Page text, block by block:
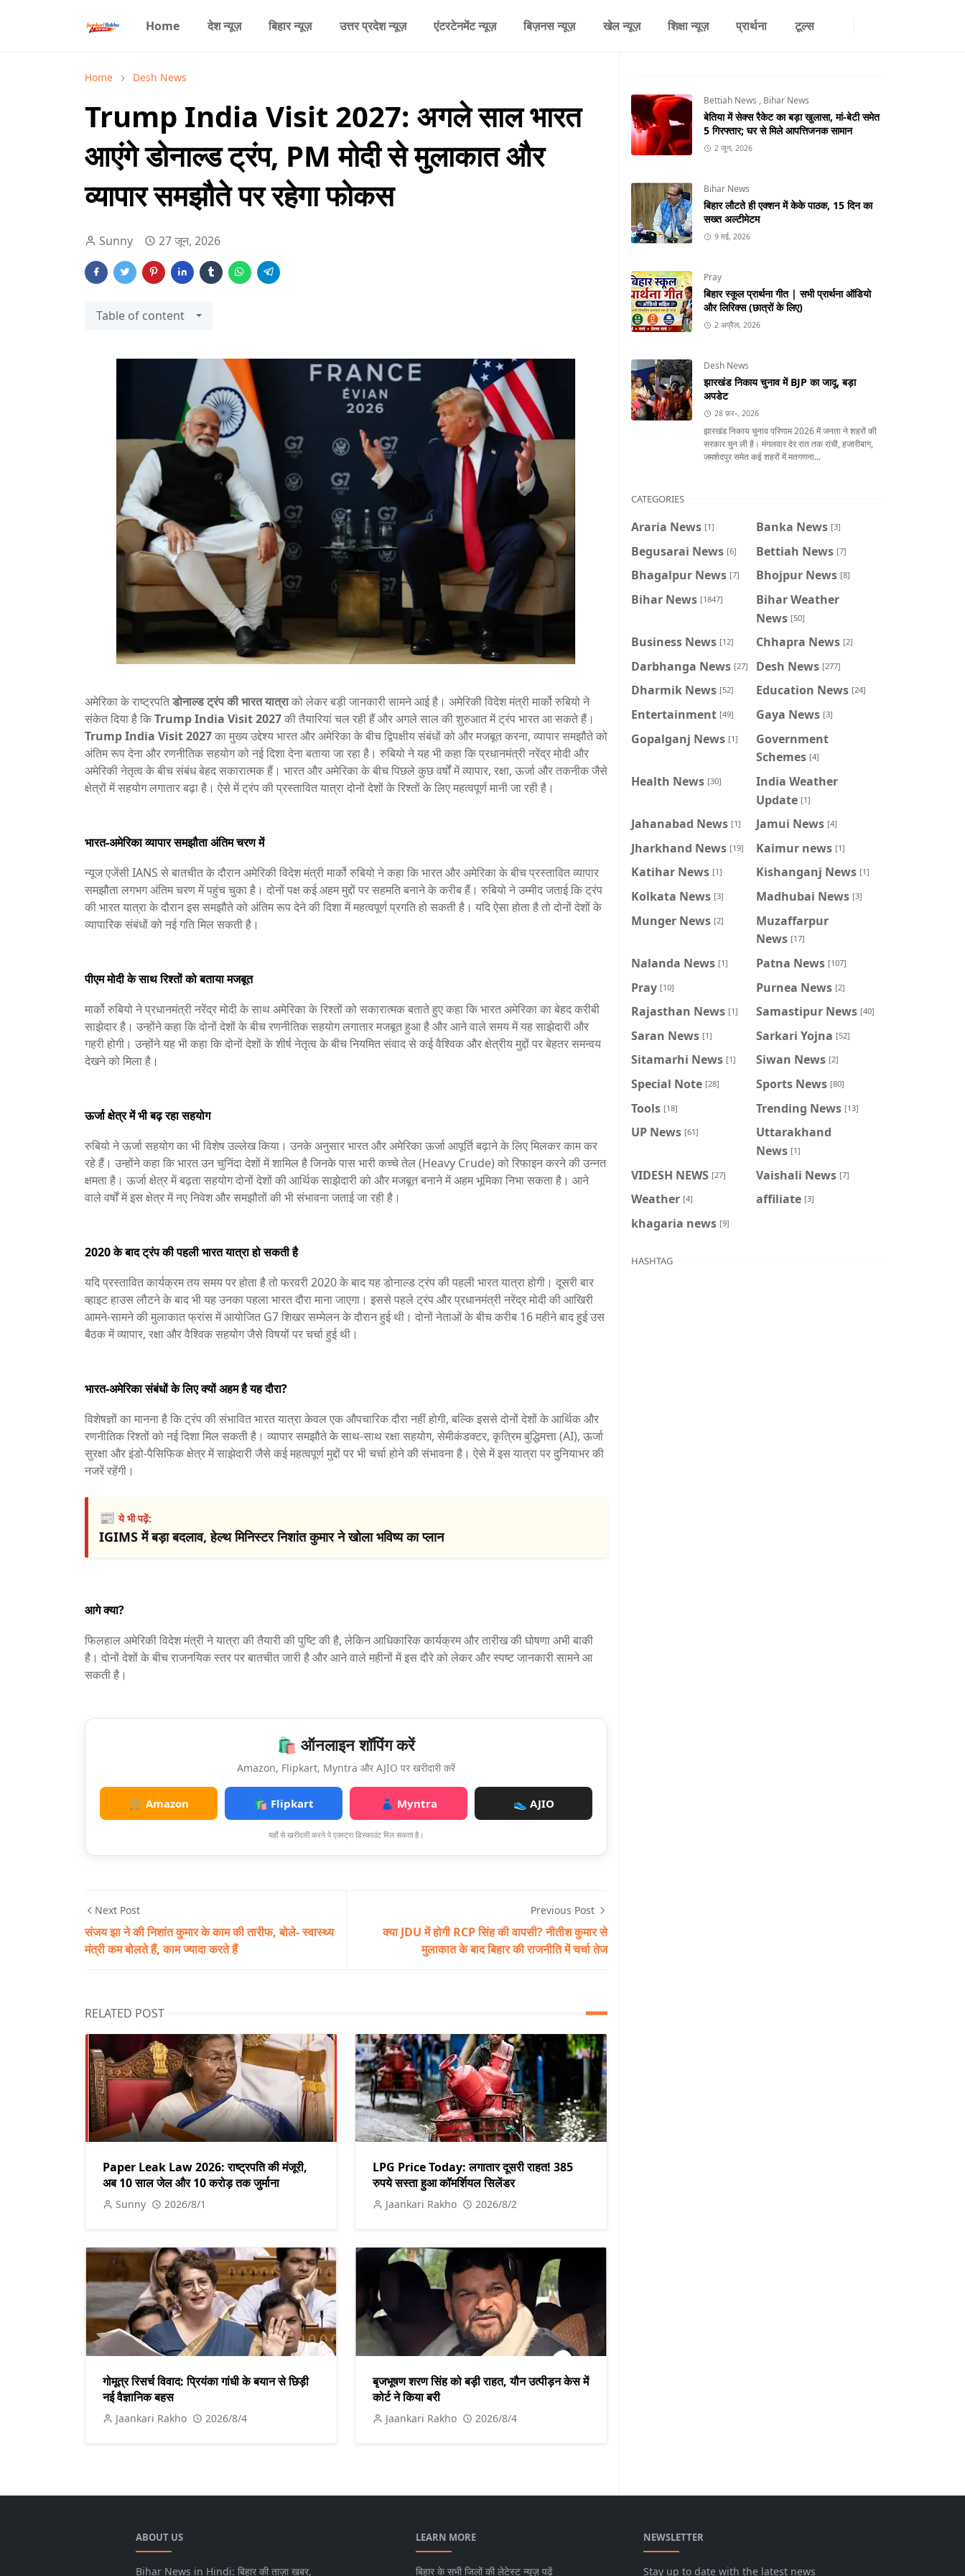
Home देश न्यूज़ बिहार न्यूज़ उत्तर प्रदेश न्यूज़ एंटरटेनमेंट न्यूज़ बिज़नस न्यूज़ खेल न्यूज़ शिक्षा न्यूज़ प्रार्थना टूल्स
Home Desh News
Trump India Visit 2027: अगले साल भारत
आएंगे डोनाल्ड ट्रंप, PM मोदी से मुलाकात और
व्यापार समझौते पर रहेगा फोकस
Sunny 27 जून, 2026
Table of content
अमेरिका के राष्ट्रपतिडोनाल्ड ट्रंप की भारत यात्राको लेकर बड़ी जानकारी सामने आई है। अमेरिकी विदेश मंत्री मार्को रुबियो ने
संकेत दिया है किTrump India Visit 2027की तैयारियां चल रही हैं और अगले साल की शुरुआत में ट्रंप भारत आ सकते हैं।
Trump India Visit 2027का मुख्य उद्देश्य भारत और अमेरिका के बीच द्विपक्षीय संबंधों को और मजबूत करना, व्यापार समझौते को
अंतिम रूप देना और रणनीतिक सहयोग को नई दिशा देना बताया जा रहा है। रुबियो ने यह भी कहा कि प्रधानमंत्री नरेंद्र मोदी और
अमेरिकी नेतृत्व के बीच संबंध बेहद सकारात्मक हैं। भारत और अमेरिका के बीच पिछले कुछ वर्षों में व्यापार, रक्षा, ऊर्जा और तकनीक जैसे
क्षेत्रों में सहयोग लगातार बढ़ा है। ऐसे में ट्रंप की प्रस्तावित यात्रा दोनों देशों के रिश्तों के लिए महत्वपूर्ण मानी जा रही है।
भारत-अमेरिका व्यापार समझौता अंतिम चरण में
न्यूज एजेंसी IANS से बातचीत के दौरान अमेरिकी विदेश मंत्री मार्को रुबियो ने कहा कि भारत और अमेरिका के बीच प्रस्तावित व्यापार
समझौता लगभग अंतिम चरण में पहुंच चुका है। दोनों पक्ष कई अहम मुद्दों पर सहमति बनाने के करीब हैं। रुबियो ने उम्मीद जताई कि ट्रंप
की भारत यात्रा के दौरान इस समझौते को अंतिम रूप देने की दिशा में महत्वपूर्ण प्रगति हो सकती है। यदि ऐसा होता है तो दोनों देशों के
व्यापारिक संबंधों को नई गति मिल सकती है।
पीएम मोदी के साथ रिश्तों को बताया मजबूत
मार्को रुबियो ने प्रधानमंत्री नरेंद्र मोदी के साथ अमेरिका के रिश्तों को सकारात्मक बताते हुए कहा कि भारत अमेरिका का बेहद करीबी
साझेदार है। उन्होंने कहा कि दोनों देशों के बीच रणनीतिक सहयोग लगातार मजबूत हुआ है और आने वाले समय में यह साझेदारी और
गहरी होगी। उन्होंने यह भी कहा कि दोनों देशों के शीर्ष नेतृत्व के बीच नियमित संवाद से कई वैश्विक और क्षेत्रीय मुद्दों पर बेहतर समन्वय
देखने को मिला है।
ऊर्जा क्षेत्र में भी बढ़ रहा सहयोग
रुबियो ने ऊर्जा सहयोग का भी विशेष उल्लेख किया। उनके अनुसार भारत और अमेरिका ऊर्जा आपूर्ति बढ़ाने के लिए मिलकर काम कर
रहे हैं। उन्होंने कहा कि भारत उन चुनिंदा देशों में शामिल है जिनके पास भारी कच्चे तेल (Heavy Crude) को रिफाइन करने की उन्नत
क्षमता है। ऊर्जा क्षेत्र में बढ़ता सहयोग दोनों देशों की आर्थिक साझेदारी को और मजबूत बनाने में अहम भूमिका निभा सकता है। आने
वाले वर्षों में इस क्षेत्र में नए निवेश और समझौतों की भी संभावना जताई जा रही है।
2020 के बाद ट्रंप की पहली भारत यात्रा हो सकती है
यदि प्रस्तावित कार्यक्रम तय समय पर होता है तो फरवरी 2020 के बाद यह डोनाल्ड ट्रंप की पहली भारत यात्रा होगी। दूसरी बार
व्हाइट हाउस लौटने के बाद भी यह उनका पहला भारत दौरा माना जाएगा। इससे पहले ट्रंप और प्रधानमंत्री नरेंद्र मोदी की आखिरी
आमने-सामने की मुलाकात फ्रांस में आयोजित G7 शिखर सम्मेलन के दौरान हुई थी। दोनों नेताओं के बीच करीब 16 महीने बाद हुई उस
बैठक में व्यापार, रक्षा और वैश्विक सहयोग जैसे विषयों पर चर्चा हुई थी।
भारत-अमेरिका संबंधों के लिए क्यों अहम है यह दौरा?
विशेषज्ञों का मानना है कि ट्रंप की संभावित भारत यात्रा केवल एक औपचारिक दौरा नहीं होगी, बल्कि इससे दोनों देशों के आर्थिक और
रणनीतिक रिश्तों को नई दिशा मिल सकती है। व्यापार समझौते के साथ-साथ रक्षा सहयोग, सेमीकंडक्टर, कृत्रिम बुद्धिमत्ता (AI), ऊर्जा
सुरक्षा और इंडो-पैसिफिक क्षेत्र में साझेदारी जैसे कई महत्वपूर्ण मुद्दों पर भी चर्चा होने की संभावना है। ऐसे में इस यात्रा पर दुनियाभर की
नजरें रहेंगी।
📰ये भी पढ़ें:
IGIMS में बड़ा बदलाव, हेल्थ मिनिस्टर निशांत कुमार ने खोला भविष्य का प्लान
आगे क्या?
फिलहाल अमेरिकी विदेश मंत्री ने यात्रा की तैयारी की पुष्टि की है, लेकिन आधिकारिक कार्यक्रम और तारीख की घोषणा अभी बाकी
है। दोनों देशों के बीच राजनयिक स्तर पर बातचीत जारी है और आने वाले महीनों में इस दौरे को लेकर और स्पष्ट जानकारी सामने आ
सकती है।
🛍️ ऑनलाइन शॉपिंग करें
Amazon, Flipkart, Myntra और AJIO पर खरीदारी करें
🛒 Amazon 🛍️ Flipkart 👗 Myntra 👟 AJIO
यहाँ से खरीदारी करने पे एक्स्ट्रा डिस्काउंट मिल सकता है।
Next Post
संजय झा ने की निशांत कुमार के काम की तारीफ, बोले- स्वास्थ्य
मंत्री कम बोलते हैं, काम ज्यादा करते हैं
Previous Post
क्या JDU में होगी RCP सिंह की वापसी? नीतीश कुमार से
मुलाकात के बाद बिहार की राजनीति में चर्चा तेज
RELATED POST
Paper Leak Law 2026: राष्ट्रपति की मंजूरी,
अब 10 साल जेल और 10 करोड़ तक जुर्माना
Sunny 2026/8/1
LPG Price Today: लगातार दूसरी राहत! 385
रुपये सस्ता हुआ कॉमर्शियल सिलेंडर
Jaankari Rakho 2026/8/2
गोमूत्र रिसर्च विवाद: प्रियंका गांधी के बयान से छिड़ी
नई वैज्ञानिक बहस
Jaankari Rakho 2026/8/4
बृजभूषण शरण सिंह को बड़ी राहत, यौन उत्पीड़न केस में
कोर्ट ने किया बरी
Jaankari Rakho 2026/8/4
Bettiah News , Bihar News
बेतिया में सेक्स रैकेट का बड़ा खुलासा, मां-बेटी समेत
5 गिरफ्तार; घर से मिले आपत्तिजनक सामान
2 जून, 2026
Bihar News
बिहार लौटते ही एक्शन में केके पाठक, 15 दिन का
सख्त अल्टीमेटम
9 मई, 2026
Pray
बिहार स्कूल प्रार्थना गीत | सभी प्रार्थना ऑडियो
और लिरिक्स (छात्रों के लिए)
2 अप्रैल, 2026
Desh News
झारखंड निकाय चुनाव में BJP का जादू, बड़ा
अपडेट
28 फ़र॰, 2026
झारखंड निकाय चुनाव परिणाम 2026 में जनता ने शहरों की
सरकार चुन ली है। मंगलवार देर रात तक रांची, हजारीबाग,
जमशेदपुर समेत कई शहरों में मतगणना...
CATEGORIES
Araria News [1] Banka News [3]
Begusarai News [6] Bettiah News [7]
Bhagalpur News [7] Bhojpur News [8]
Bihar News [1847]
Bihar Weather
News [50]
Business News [12] Chhapra News [2]
Darbhanga News [27] Desh News [277]
Dharmik News [52] Education News [24]
Entertainment [49] Gaya News [3]
Gopalganj News [1]
Government
Schemes [4]
Health News [30]
India Weather
Update [1]
Jahanabad News [1] Jamui News [4]
Jharkhand News [19] Kaimur news [1]
Katihar News [1] Kishanganj News [1]
Kolkata News [3] Madhubai News [3]
Munger News [2]
Muzaffarpur
News [17]
Nalanda News [1] Patna News [107]
Pray [10] Purnea News [2]
Rajasthan News [1] Samastipur News [40]
Saran News [1] Sarkari Yojna [52]
Sitamarhi News [1] Siwan News [2]
Special Note [28] Sports News [80]
Tools [18] Trending News [13]
UP News [61]
Uttarakhand
News [1]
VIDESH NEWS [27] Vaishali News [7]
Weather [4] affiliate [3]
khagaria news [9]
HASHTAG
ABOUT US
Bihar News in Hindi: बिहार की ताज़ा खबर,
LEARN MORE
बिहार के सभी जिलों की लेटेस्ट न्यूज़ पढ़ें
NEWSLETTER
Stay up to date with the latest news